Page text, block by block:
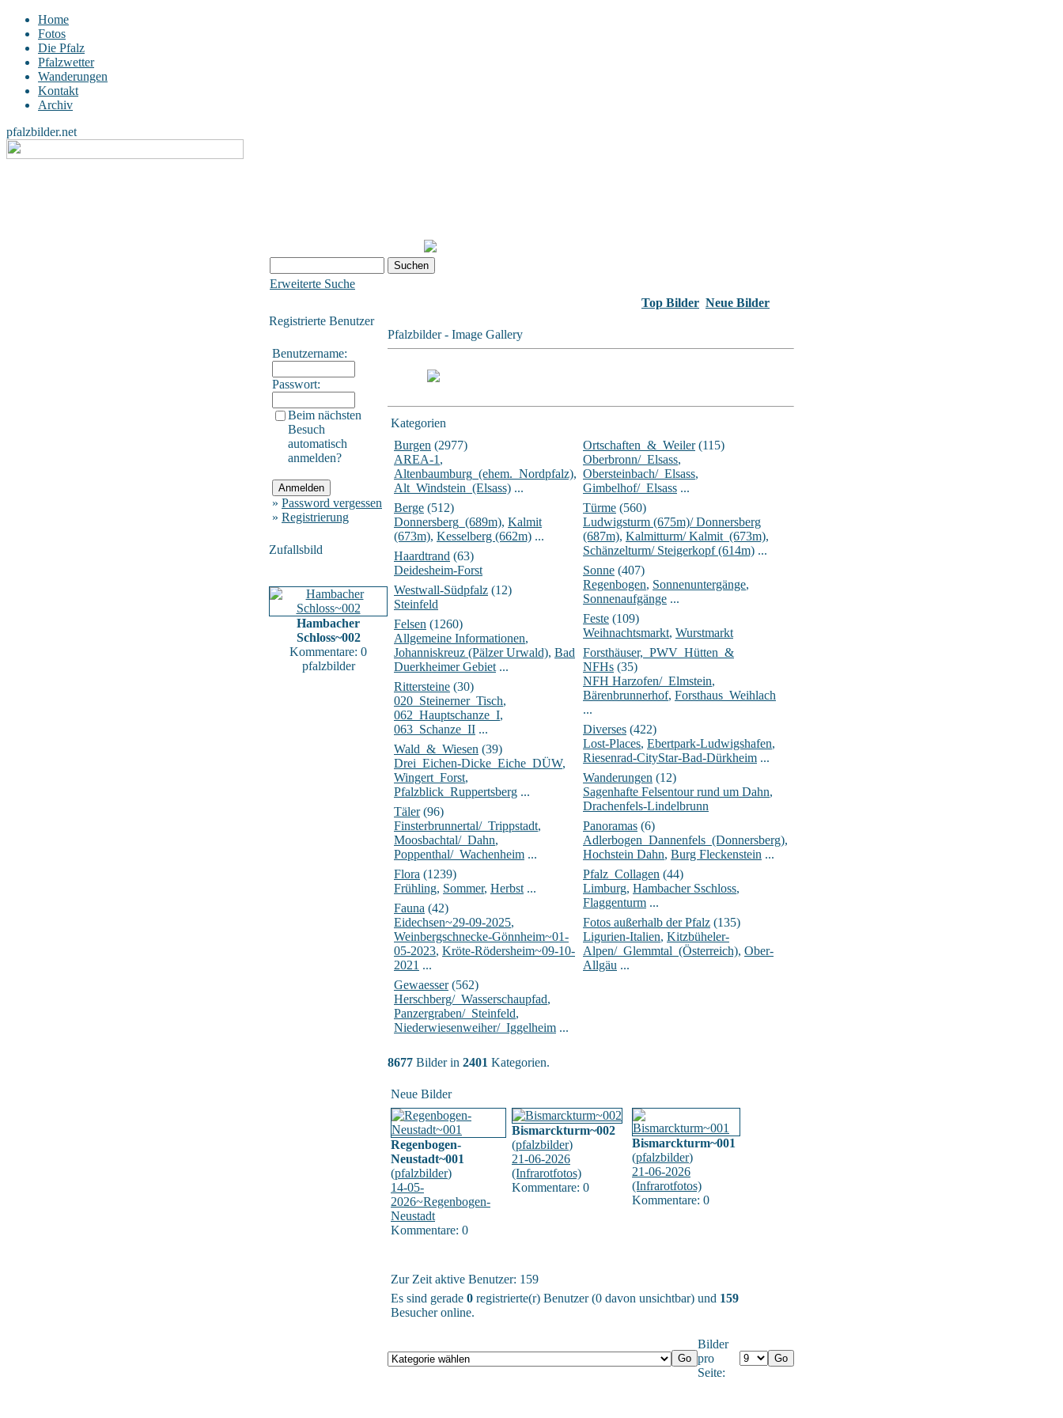
Home
Fotos
Die Pfalz
Pfalzwetter
Wanderungen
Kontakt
Archiv
pfalzbilder.net
Erweiterte Suche
Top Bilder Neue Bilder
Registrierte Benutzer
Benutzername:
Passwort:
Beim nächsten
Besuch
automatisch
anmelden?
» Password vergessen
» Registrierung
Zufallsbild
Hambacher
Schloss~002
Kommentare: 0
pfalzbilder
Pfalzbilder - Image Gallery
Kategorien
Burgen (2977)
AREA-1 ,
Altenbaumburg_(ehem._Nordpfalz),
Alt_Windstein_(Elsass) ...
Berge (512)
Donnersberg_(689m), Kalmit
(673m), Kesselberg (662m) ...
Haardtrand (63)
Deidesheim-Forst
Westwall-Südpfalz (12)
Steinfeld
Felsen (1260)
Allgemeine Informationen,
Johanniskreuz (Pälzer Urwald), Bad
Duerkheimer Gebiet ...
Rittersteine (30)
020_Steinerner_Tisch,
062_Hauptschanze_I,
063_Schanze_II ...
Wald_&_Wiesen (39)
Drei_Eichen-Dicke_Eiche_DÜW,
Wingert_Forst,
Pfalzblick_Ruppertsberg ...
Täler(96)
Finsterbrunnertal/_Trippstadt,
Moosbachtal/_Dahn,
Poppenthal/_Wachenheim ...
Flora (1239)
Frühling, Sommer, Herbst ...
Fauna (42)
Eidechsen~29-09-2025,
Weinbergschnecke-Gönnheim~01-
05-2023, Kröte-Rödersheim~09-10-
2021 ...
Gewaesser(562)
Herschberg/_Wasserschaupfad,
Panzergraben/_Steinfeld,
Niederwiesenweiher/_Iggelheim ...
Ortschaften_&_Weiler(115)
Oberbronn/_Elsass,
Obersteinbach/_Elsass,
Gimbelhof/_Elsass ...
Türme (560)
Ludwigsturm (675m)/ Donnersberg
(687m), Kalmitturm/ Kalmit_(673m),
Schänzelturm/ Steigerkopf (614m) ...
Sonne (407)
Regenbogen, Sonnenuntergänge,
Sonnenaufgänge ...
Feste (109)
Weihnachtsmarkt, Wurstmarkt
Forsthäuser,_PWV_Hütten_&
NFHs (35)
NFH Harzofen/_Elmstein,
Bärenbrunnerhof, Forsthaus_Weihlach
...
Diverses (422)
Lost-Places, Ebertpark-Ludwigshafen,
Riesenrad-CityStar-Bad-Dürkheim ...
Wanderungen (12)
Sagenhafte Felsentour rund um Dahn,
Drachenfels-Lindelbrunn
Panoramas (6)
Adlerbogen_Dannenfels_(Donnersberg),
Hochstein Dahn, Burg Fleckenstein ...
Pfalz_Collagen (44)
Limburg, Hambacher Sschloss,
Flaggenturm ...
Fotos außerhalb der Pfalz (135)
Ligurien-Italien, Kitzbüheler-
Alpen/_Glemmtal_(Österreich), Ober-
Allgäu ...
8677 Bilder in 2401 Kategorien.
Neue Bilder
Regenbogen-
Neustadt~001
(pfalzbilder)
14-05-
2026~Regenbogen-
Neustadt
Kommentare: 0
Bismarckturm~002
(pfalzbilder)
21-06-2026
(Infrarotfotos)
Kommentare: 0
Bismarckturm~001
(pfalzbilder)
21-06-2026
(Infrarotfotos)
Kommentare: 0
Zur Zeit aktive Benutzer: 159
Es sind gerade 0 registrierte(r) Benutzer (0 davon unsichtbar) und 159
Besucher online.
Bilder
pro
Seite: